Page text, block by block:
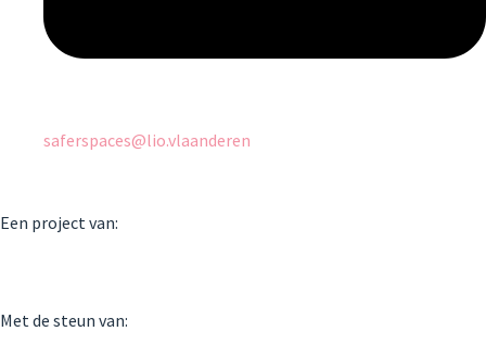
saferspaces@lio.vlaanderen
Een project van:
Met de steun van: